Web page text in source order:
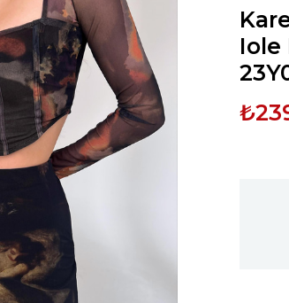
Iole